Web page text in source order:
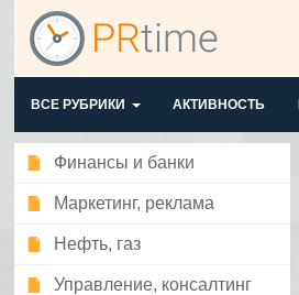
ВСЕ РУБРИКИ АКТИВНОСТЬ
Финансы и банки
Маркетинг, реклама
Нефть, газ
Управление, консалтинг